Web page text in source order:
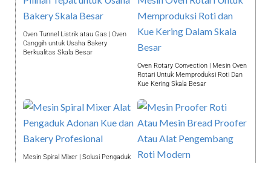
Oven Tunnel Listrik atau Gas | Oven
Canggih untuk Usaha Bakery
Berkualitas Skala Besar
Oven Rotary Convection | Mesin Oven
Rotari Untuk Memproduksi Roti Dan
Kue Kering Skala Besar
Mesin Spiral Mixer | Solusi Pengaduk